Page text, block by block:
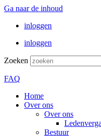
Ga naar de inhoud
inloggen
inloggen
Zoeken
FAQ
Home
Over ons
Over ons
Bestuur